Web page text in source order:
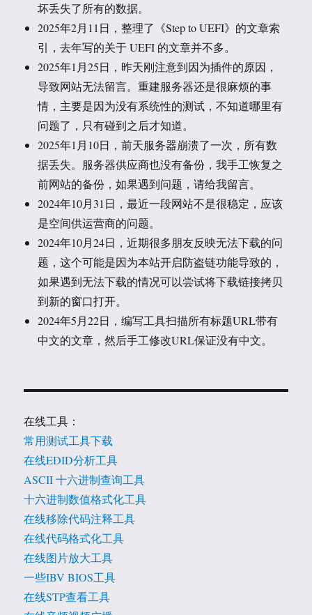
坏丢失了所有的数据。
2025年2月11日，整理了《Step to UEFI》的文章索
引，去年写的关于 UEFI 的文章并不多。
2025年1月25日，昨天刚注意到因为插件的原因，
导致网站无法留言。重建服务器还是很麻烦的事
情，主要是因为没有系统性的测试，不知道哪里有
问题了，只有碰到之后才知道。
2025年1月10日，前天服务器崩溃了一次，所有数
据丢失。服务器供应商也没有备份，我手工恢复之
前网站的备份，如果遇到问题，请给我留言。
2024年10月31日，最近一段网站不是很稳定，应该
是空间供运营商的问题。
2024年10月24日，近期很多朋友反映无法下载的问
题，这个可能是因为本站开启防盗链功能导致的，
如果遇到无法下载的情况可以尝试将下载链接拷贝
到新的窗口打开。
2024年5月22日，编写工具扫描所有标题URL带有
中文的文章，然后手工修改URL保证没有中文。
在线工具：
常用测试工具下载
在线EDID分析工具
ASCII 十六进制查询工具
十六进制数值格式化工具
在线移除代码注释工具
在线代码格式化工具
在线图片放大工具
一些IBV BIOS工具
在线STP查看工具